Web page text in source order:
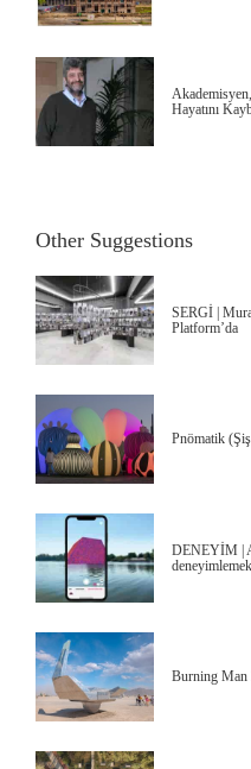
Hayatını
Other Suggestions
SERGİ |
Platform’da
Pnömatik
DENEYİM |
Burning Man